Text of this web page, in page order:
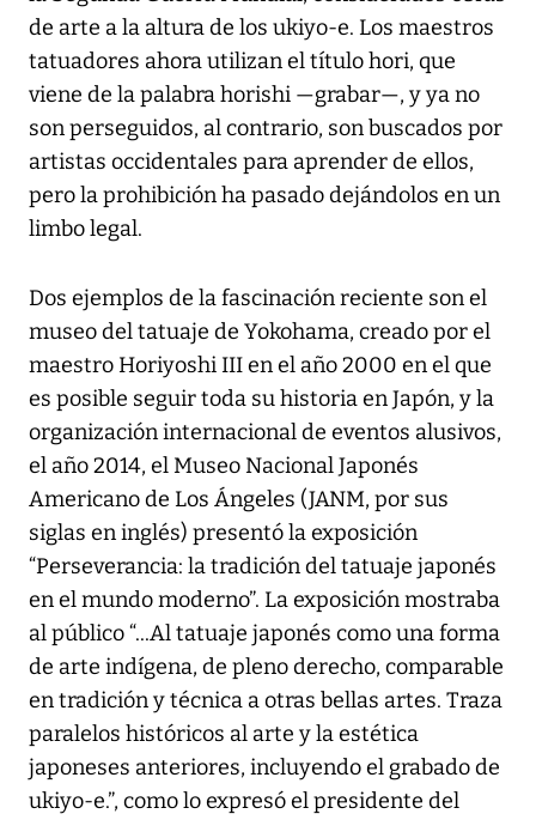
de arte a la altura de los ukiyo-e. Los maestros
tatuadores ahora utilizan el título hori, que
viene de la palabra horishi —grabar—, y ya no
son perseguidos, al contrario, son buscados por
artistas occidentales para aprender de ellos,
pero la prohibición ha pasado dejándolos en un
limbo legal.
Dos ejemplos de la fascinación reciente son el
museo del tatuaje de Yokohama, creado por el
maestro Horiyoshi III en el año 2000 en el que
es posible seguir toda su historia en Japón, y la
organización internacional de eventos alusivos,
el año 2014, el Museo Nacional Japonés
Americano de Los Ángeles (JANM, por sus
siglas en inglés) presentó la exposición
“Perseverancia: la tradición del tatuaje japonés
en el mundo moderno”. La exposición mostraba
al público “...Al tatuaje japonés como una forma
de arte indígena, de pleno derecho, comparable
en tradición y técnica a otras bellas artes. Traza
paralelos históricos al arte y la estética
japoneses anteriores, incluyendo el grabado de
ukiyo-e.”, como lo expresó el presidente del